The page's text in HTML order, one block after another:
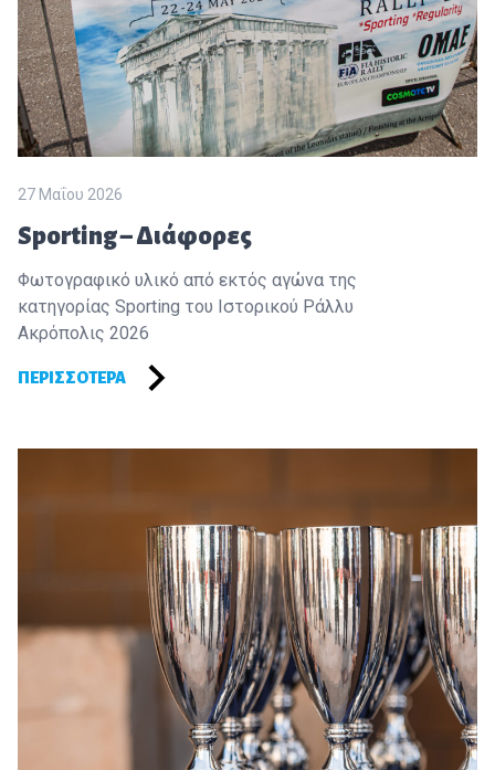
27 Μαΐου 2026
Sporting – Διάφορες
Φωτογραφικό υλικό από εκτός αγώνα της
κατηγορίας Sporting του Ιστορικού Ράλλυ
Ακρόπολις 2026
ΠΕΡΙΣΣΌΤΕΡΑ